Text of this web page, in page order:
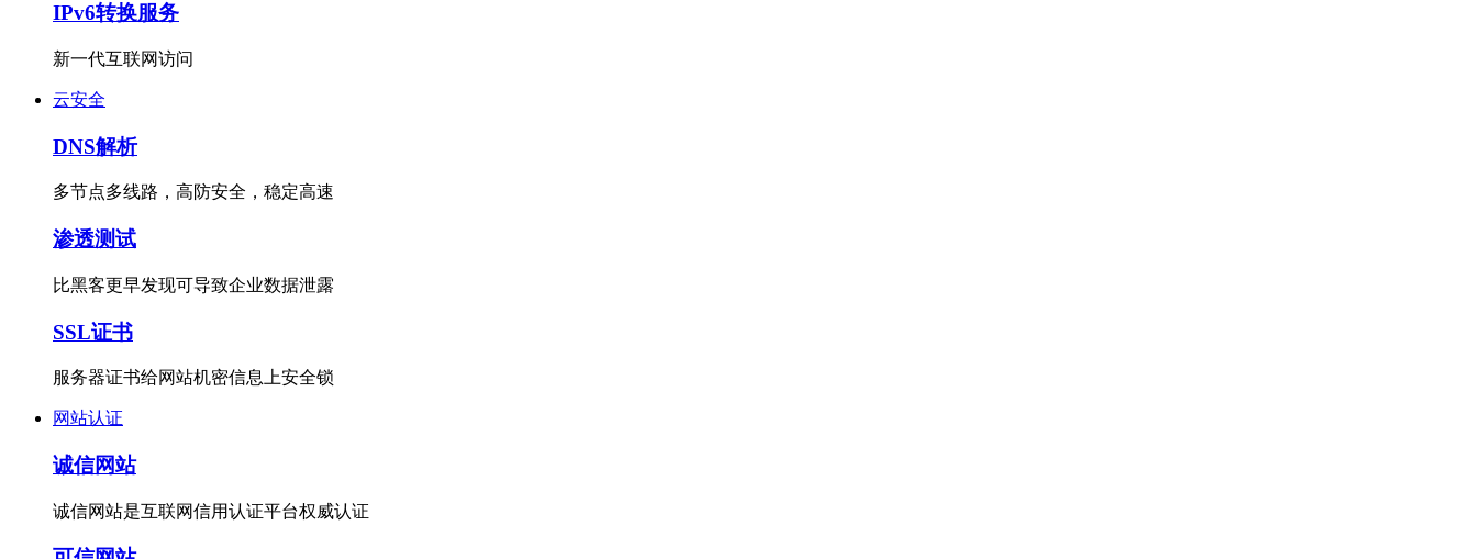
IPv6转换服务
新一代互联网访问
云安全
DNS解析
多节点多线路，高防安全，稳定高速
渗透测试
比黑客更早发现可导致企业数据泄露
SSL证书
服务器证书给网站机密信息上安全锁
网站认证
诚信网站
诚信网站是互联网信用认证平台权威认证